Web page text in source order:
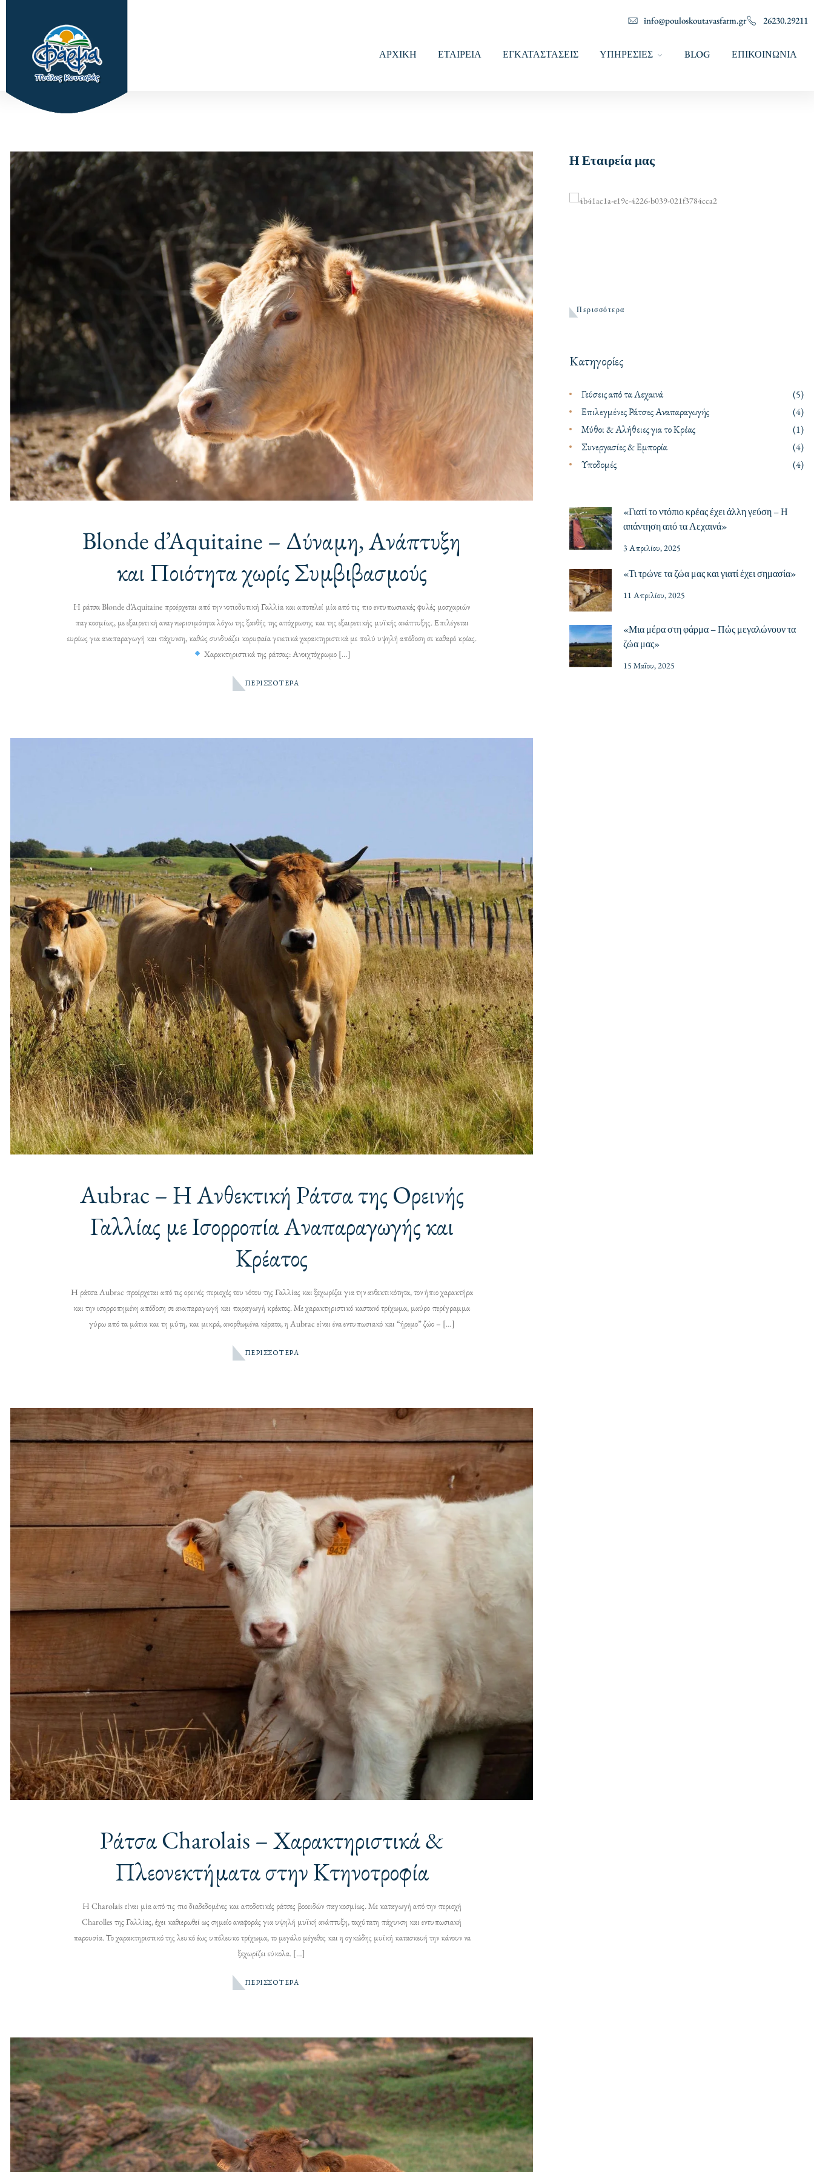
info@pouloskoutavasfarm.gr 26230.29211
ΑΡΧΙΚΗ ΕΤΑΙΡΕΙΑ ΕΓΚΑΤΑΣΤΑΣΕΙΣ ΥΠΗΡΕΣΙΕΣ BLOG ΕΠΙΚΟΙΝΩΝΙΑ
Blonde d’Aquitaine – Δύναμη, Ανάπτυξη
και Ποιότητα χωρίς Συμβιβασμούς
Η ράτσα Blonde d’Aquitaine προέρχεται από την νοτιοδυτική Γαλλία και αποτελεί μία από τις πιο εντυπωσιακές φυλές μοσχαριών
παγκοσμίως, με εξαιρετική αναγνωρισιμότητα λόγω της ξανθής της απόχρωσης και της εξαιρετικής μυϊκής ανάπτυξης. Επιλέγεται
ευρέως για αναπαραγωγή και πάχυνση, καθώς συνδυάζει κορυφαία γενετικά χαρακτηριστικά με πολύ υψηλή απόδοση σε καθαρό κρέας.
Χαρακτηριστικά της ράτσας: Ανοιχτόχρωμο […]
ΠΕΡΙΣΣΌΤΕΡΑ
Aubrac – Η Ανθεκτική Ράτσα της Ορεινής
Γαλλίας με Ισορροπία Αναπαραγωγής και
Κρέατος
Η ράτσα Aubrac προέρχεται από τις ορεινές περιοχές του νότου της Γαλλίας και ξεχωρίζει για την ανθεκτικότητα, τον ήπιο χαρακτήρα
και την ισορροπημένη απόδοση σε αναπαραγωγή και παραγωγή κρέατος. Με χαρακτηριστικό καστανό τρίχωμα, μαύρο περίγραμμα
γύρω από τα μάτια και τη μύτη, και μικρά, ανορθωμένα κέρατα, η Aubrac είναι ένα εντυπωσιακό και “ήρεμο” ζώο – […]
ΠΕΡΙΣΣΌΤΕΡΑ
Ράτσα Charolais – Χαρακτηριστικά &
Πλεονεκτήματα στην Κτηνοτροφία
Η Charolais είναι μία από τις πιο διαδεδομένες και αποδοτικές ράτσες βοοειδών παγκοσμίως. Με καταγωγή από την περιοχή
Charolles της Γαλλίας, έχει καθιερωθεί ως σημείο αναφοράς για υψηλή μυϊκή ανάπτυξη, ταχύτατη πάχυνση και εντυπωσιακή
παρουσία. Το χαρακτηριστικό της λευκό έως υπόλευκο τρίχωμα, το μεγάλο μέγεθος και η ογκώδης μυϊκή κατασκευή την κάνουν να
ξεχωρίζει εύκολα. […]
ΠΕΡΙΣΣΌΤΕΡΑ
Η Εταιρεία μας
Περισσότερα
Κατηγορίες
Γεύσεις από τα Λεχαινά
(5)
Επιλεγμένες Ράτσες Αναπαραγωγής
(4)
Μύθοι & Αλήθειες για το Κρέας
(1)
Συνεργασίες & Εμπορία
(4)
Υποδομές
(4)
«Γιατί το ντόπιο κρέας έχει άλλη γεύση – Η
απάντηση από τα Λεχαινά»
3 Απριλίου, 2025
«Τι τρώνε τα ζώα μας και γιατί έχει σημασία»
11 Απριλίου, 2025
«Μια μέρα στη φάρμα – Πώς μεγαλώνουν τα
ζώα μας»
15 Μαΐου, 2025